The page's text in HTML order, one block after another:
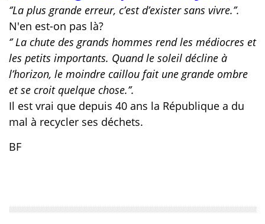
‘’La plus grande erreur, c’est d’exister sans vivre.’’.
N'en est-on pas là?
‘’ La chute des grands hommes rend les médiocres et
les petits importants. Quand le soleil décline à
l’horizon, le moindre caillou fait une grande ombre
et se croit quelque chose.’’.
Il est vrai que depuis 40 ans la République a du
mal à recycler ses déchets.
BF